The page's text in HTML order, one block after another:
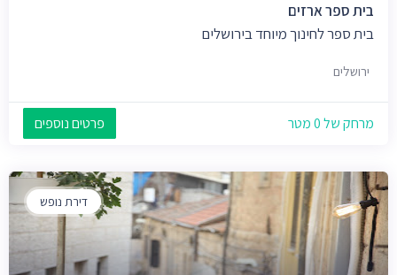
בית ספר ארזים
בית ספר לחינוך מיוחד בירושלים
ירושלים
מרחק של 0 מטר פרטים נוספים
דירת נופש